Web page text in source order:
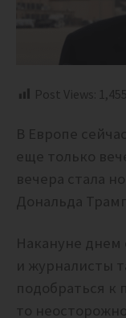
Post Views: 1,455
В Европе
еще только
вечера стала
Дональда
Накануне днем
и журналисты
подобраться к
то